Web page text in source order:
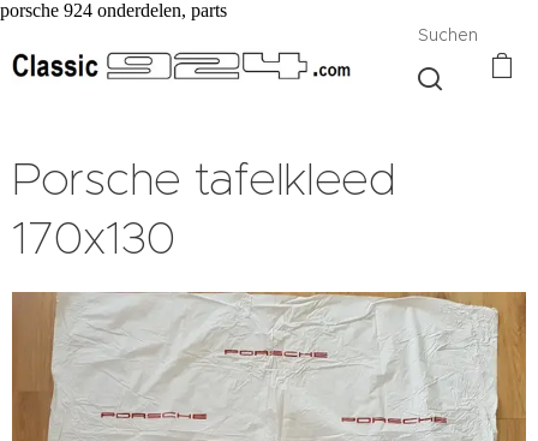
porsche 924 onderdelen, parts
Suchen
Porsche tafelkleed
170x130